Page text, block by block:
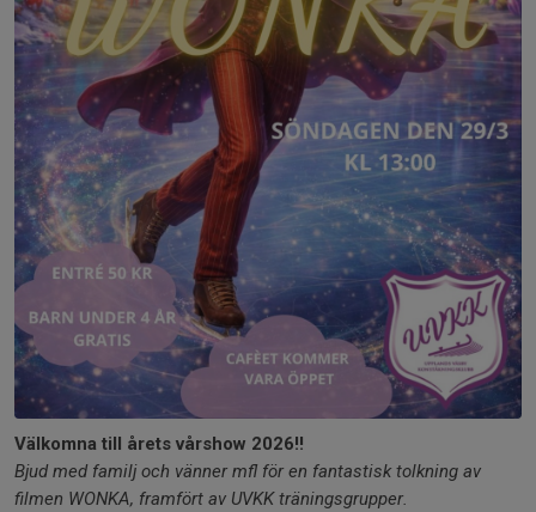
Välkomna till årets vårshow 2026!!
Bjud med familj och vänner mfl för en fantastisk tolkning av
filmen WONKA, framfört av UVKK träningsgrupper.